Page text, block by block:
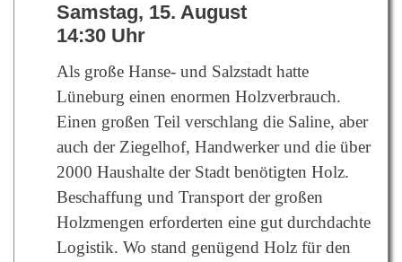
Samstag, 15. August
14:30 Uhr
Als große Hanse- und Salzstadt hatte
Lüneburg einen enormen Holzverbrauch.
Einen großen Teil verschlang die Saline, aber
auch der Ziegelhof, Handwerker und die über
2000 Haushalte der Stadt benötigten Holz.
Beschaffung und Transport der großen
Holzmengen erforderten eine gut durchdachte
Logistik. Wo stand genügend Holz für den